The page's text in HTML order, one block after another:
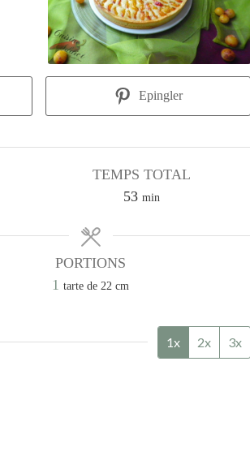
Epingler
TEMPS TOTAL
53minutes
min
PORTIONS
1 tarte de 22 cm
1x 2x 3x